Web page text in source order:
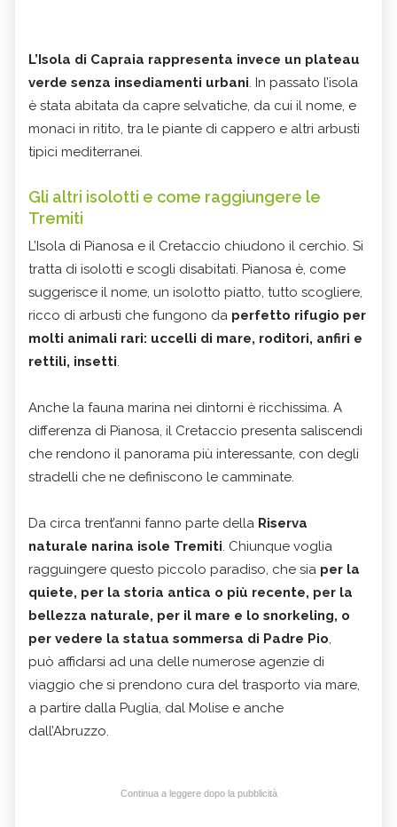
L’Isola di Capraia rappresenta invece un plateau
verde senza insediamenti urbani. In passato l’isola
è stata abitata da capre selvatiche, da cui il nome, e
monaci in ritito, tra le piante di cappero e altri arbusti
tipici mediterranei.
Gli altri isolotti e come raggiungere le
Tremiti
L’Isola di Pianosa e il Cretaccio chiudono il cerchio. Si
tratta di isolotti e scogli disabitati. Pianosa è, come
suggerisce il nome, un isolotto piatto, tutto scogliere,
ricco di arbusti che fungono da perfetto rifugio per
molti animali rari: uccelli di mare, roditori, anfiri e
rettili, insetti.
Anche la fauna marina nei dintorni è ricchissima. A
differenza di Pianosa, il Cretaccio presenta saliscendi
che rendono il panorama più interessante, con degli
stradelli che ne definiscono le camminate.
Da circa trent’anni fanno parte della Riserva
naturale narina isole Tremiti. Chiunque voglia
ragguingere questo piccolo paradiso, che sia per la
quiete, per la storia antica o più recente, per la
bellezza naturale, per il mare e lo snorkeling, o
per vedere la statua sommersa di Padre Pio,
può affidarsi ad una delle numerose agenzie di
viaggio che si prendono cura del trasporto via mare,
a partire dalla Puglia, dal Molise e anche
dall’Abruzzo.
Continua a leggere dopo la pubblicità